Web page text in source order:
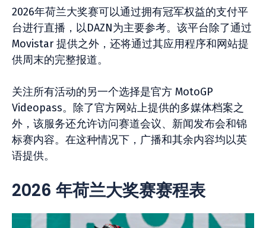
2026年荷兰大奖赛可以通过拥有冠军权益的支付平
台进行直播，以DAZN为主要参考。该平台除了通过
Movistar 提供之外，还将通过其应用程序和网站提
供周末的完整报道。
关注所有活动的另一个选择是官方 MotoGP
Videopass。除了官方网站上提供的多媒体档案之
外，该服务还允许访问赛道会议、新闻发布会和锦
标赛内容。在这种情况下，广播和其余内容均以英
语提供。
2026 年荷兰大奖赛赛程表